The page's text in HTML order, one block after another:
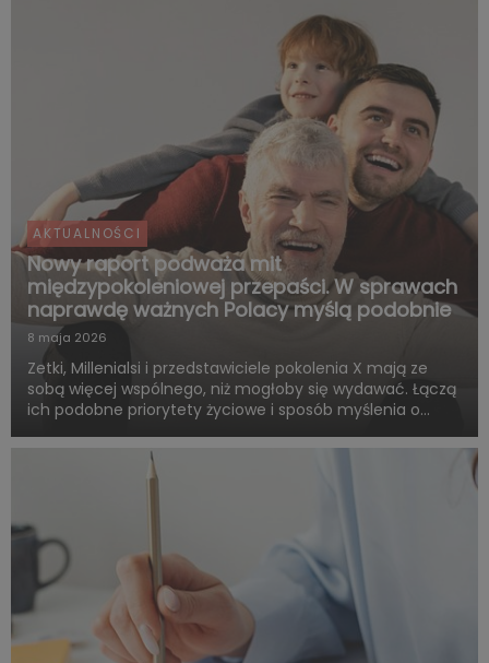
AKTUALNOŚCI
Nowy raport podważa mit
międzypokoleniowej przepaści. W sprawach
naprawdę ważnych Polacy myślą podobnie
8 maja 2026
Zetki, Millenialsi i przedstawiciele pokolenia X mają ze
sobą więcej wspólnego, niż mogłoby się wydawać. Łączą
ich podobne priorytety życiowe i sposób myślenia o
dojrzałości życiowej decydują przede wszystkim: